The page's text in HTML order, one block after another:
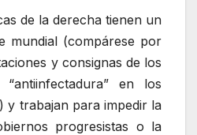
de la derecha tienen un
mundial (compárese por
y consignas de los
“antiinfectadura” en los
y trabajan para impedir la
progresistas o la